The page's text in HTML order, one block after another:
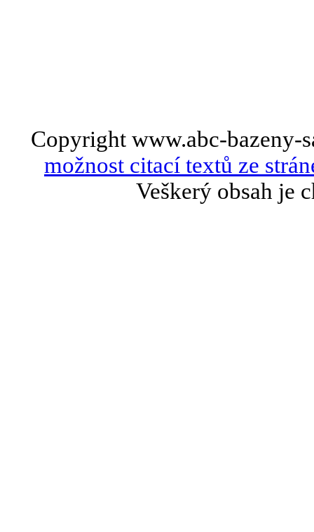
Copyright www.abc-bazeny-
možnost citací textů ze
Veškerý obsah je